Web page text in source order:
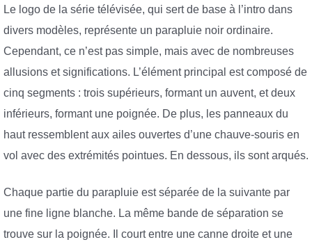
Le logo de la série télévisée, qui sert de base à l’intro dans
divers modèles, représente un parapluie noir ordinaire.
Cependant, ce n’est pas simple, mais avec de nombreuses
allusions et significations. L’élément principal est composé de
cinq segments : trois supérieurs, formant un auvent, et deux
inférieurs, formant une poignée. De plus, les panneaux du
haut ressemblent aux ailes ouvertes d’une chauve-souris en
vol avec des extrémités pointues. En dessous, ils sont arqués.
Chaque partie du parapluie est séparée de la suivante par
une fine ligne blanche. La même bande de séparation se
trouve sur la poignée. Il court entre une canne droite et une